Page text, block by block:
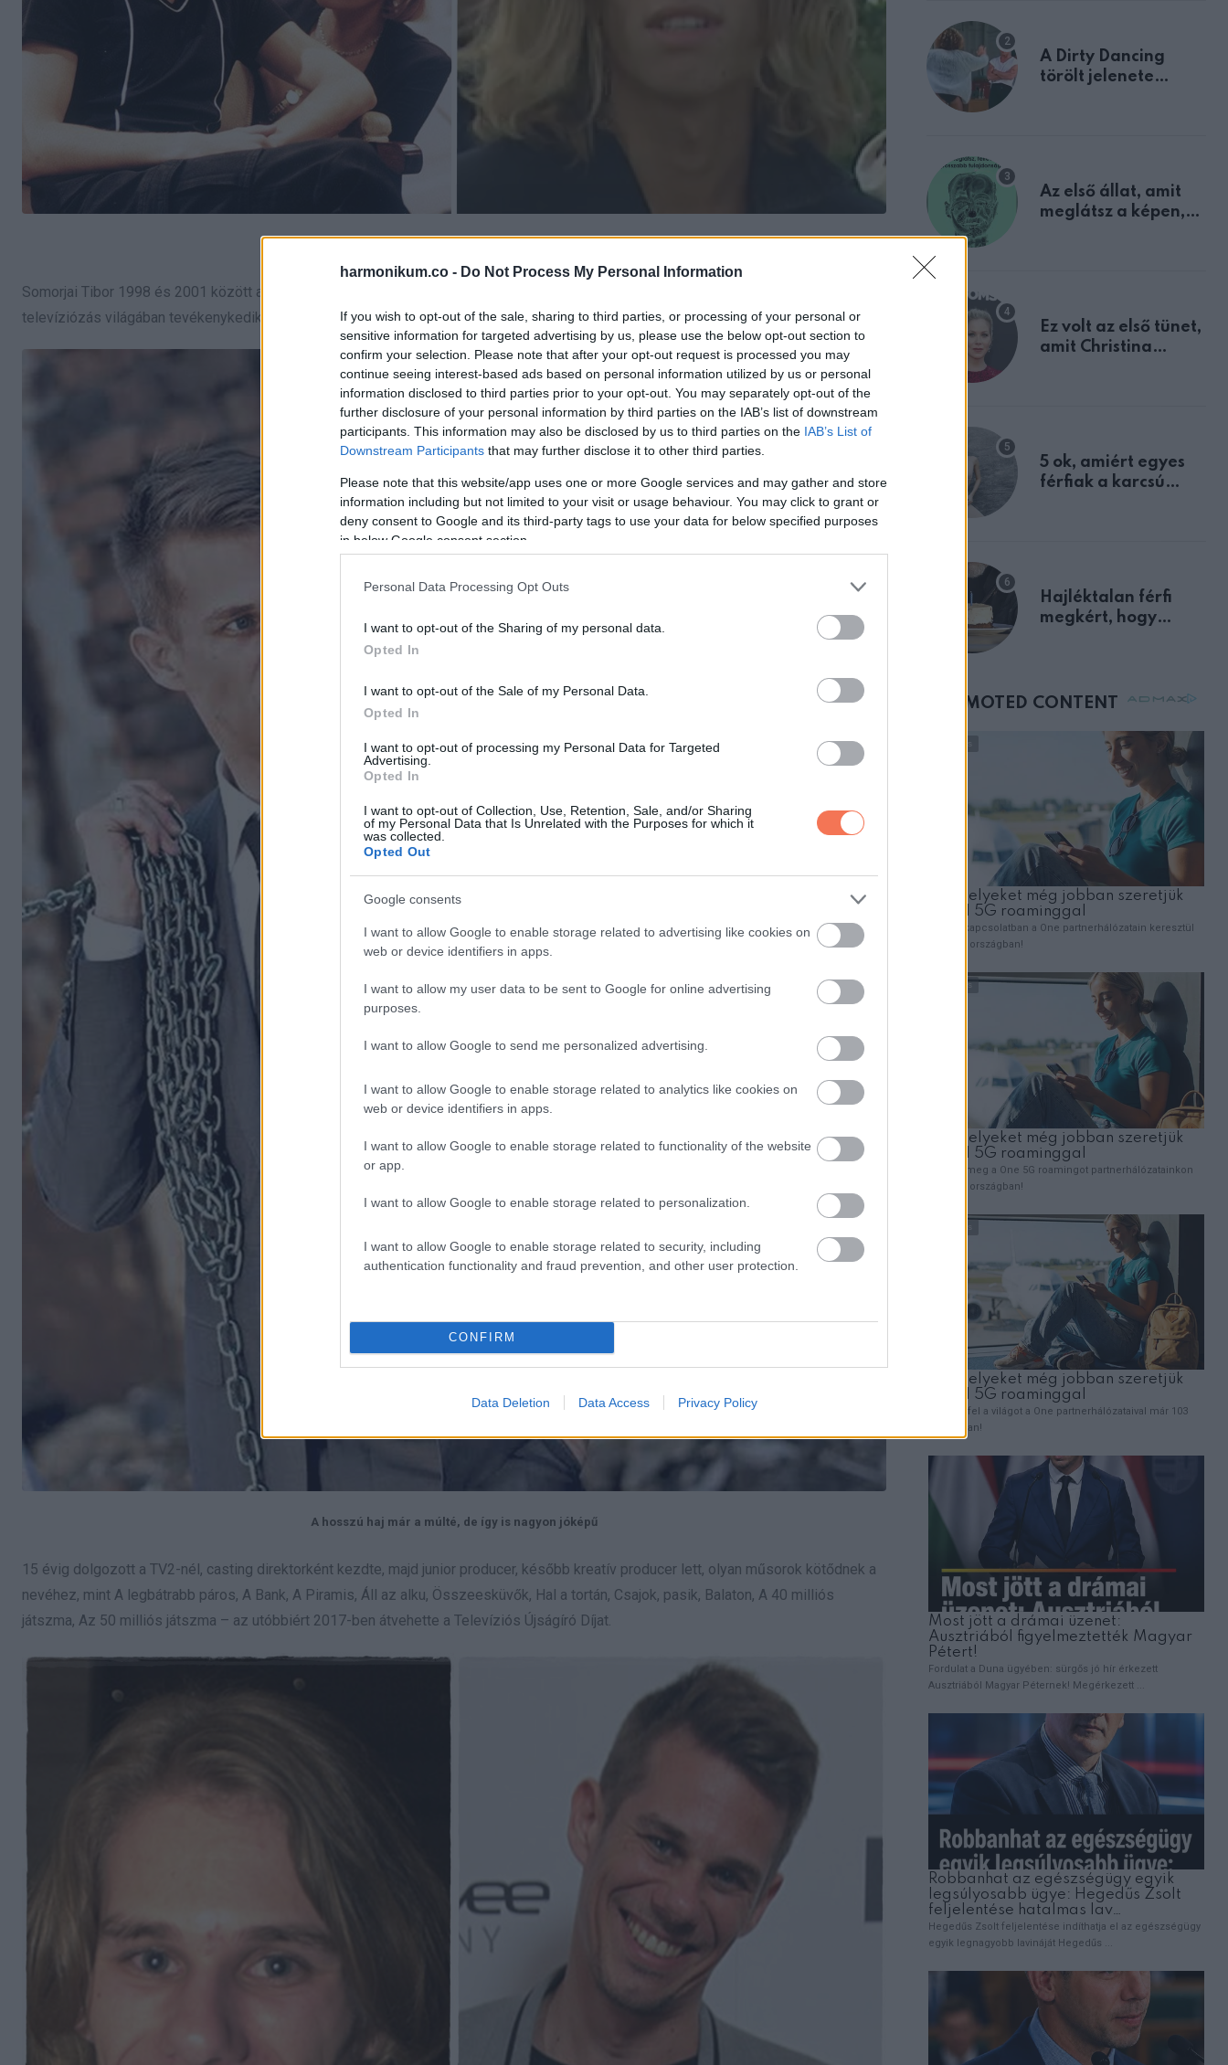
harmonikum.co - Do Not Process My Personal Information
If you wish to opt-out of the sale, sharing to third parties, or processing of your personal or
sensitive information for targeted advertising by us, please use the below opt-out section to
confirm your selection. Please note that after your opt-out request is processed you may
continue seeing interest-based ads based on personal information utilized by us or personal
information disclosed to third parties prior to your opt-out. You may separately opt-out of the
further disclosure of your personal information by third parties on the IAB’s list of downstream
participants. This information may also be disclosed by us to third parties on the IAB’s List of
Downstream Participants that may further disclose it to other third parties.
Please note that this website/app uses one or more Google services and may gather and store
information including but not limited to your visit or usage behaviour. You may click to grant or
deny consent to Google and its third-party tags to use your data for below specified purposes
in below Google consent section.
Personal Data Processing Opt Outs
I want to opt-out of the Sharing of my personal data.
Opted In
I want to opt-out of the Sale of my Personal Data.
Opted In
I want to opt-out of processing my Personal Data for Targeted
Advertising.
Opted In
I want to opt-out of Collection, Use, Retention, Sale, and/or Sharing
of my Personal Data that Is Unrelated with the Purposes for which it
was collected.
Opted Out
Google consents
I want to allow Google to enable storage related to advertising like cookies on
web or device identifiers in apps.
I want to allow my user data to be sent to Google for online advertising
purposes.
I want to allow Google to send me personalized advertising.
I want to allow Google to enable storage related to analytics like cookies on
web or device identifiers in apps.
I want to allow Google to enable storage related to functionality of the website
or app.
I want to allow Google to enable storage related to personalization.
I want to allow Google to enable storage related to security, including
authentication functionality and fraud prevention, and other user protection.
CONFIRM
Data Deletion Data Access Privacy Policy
Somorjai Tibor 1998 és 2001 között alakította Berényi Ákost, aki szerepe szerint lezuhant egy építkezésen, és meghalt. Továbbra is a
televíziózás világában tevékenykedik, de képernyőn nem szerepel, műsorok készítésében vesz részt.
A hosszú haj már a múlté, de így is nagyon jóképű
15 évig dolgozott a TV2-nél, casting direktorként kezdte, majd junior producer, később kreatív producer lett, olyan műsorok kötődnek a
nevéhez, mint A legbátrabb páros, A Bank, A Piramis, Áll az alku, Összeesküvők, Hal a tortán, Csajok, pasik, Balaton, A 40 milliós
játszma, Az 50 milliós játszma – az utóbbiért 2017-ben átvehette a Televíziós Újságíró Díjat.
A Dirty Dancing
törölt jelenete
Az első állat, amit
meglátsz a képen,
Ez volt az első tünet,
amit Christina
5 ok, amiért egyes
férfiak a karcsú
Hajléktalan férfi
megkért, hogy
mellettem ült az első